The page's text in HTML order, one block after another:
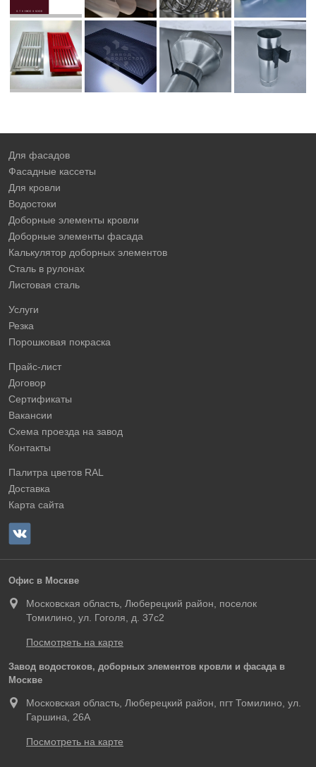
Для фасадов
Фасадные кассеты
Для кровли
Водостоки
Доборные элементы кровли
Доборные элементы фасада
Калькулятор доборных элементов
Сталь в рулонах
Листовая сталь
Услуги
Резка
Порошковая покраска
Прайс-лист
Договор
Сертификаты
Вакансии
Схема проезда на завод
Контакты
Палитра цветов RAL
Доставка
Карта сайта
Офис в Москве
Московская область, Люберецкий район, поселок
Томилино, ул. Гоголя, д. 37с2
Посмотреть на карте
Завод водостоков, доборных элементов кровли и фасада в
Москве
Московская область, Люберецкий район, пгт Томилино, ул.
Гаршина, 26А
Посмотреть на карте